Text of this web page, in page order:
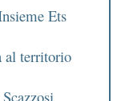
Ets
al territorio